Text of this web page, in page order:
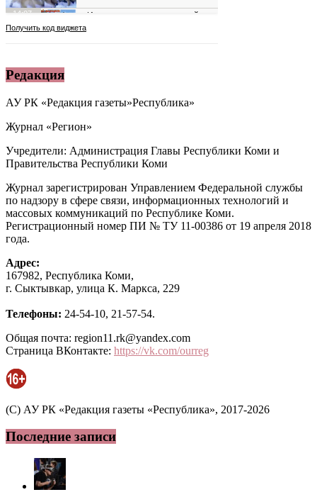
Редакция
АУ РК «Редакция газеты»Республика»
Журнал «Регион»
Учредители: Администрация Главы Республики Коми и
Правительства Республики Коми
Журнал зарегистрирован Управлением Федеральной службы
по надзору в сфере связи, информационных технологий и
массовых коммуникаций по Республике Коми.
Регистрационный номер ПИ № ТУ 11-00386 от 19 апреля 2018
года.
Адрес:
167982, Республика Коми,
г. Сыктывкар, улица К. Маркса, 229
Телефоны: 24-54-10, 21-57-54.
Общая почта: region11.rk@yandex.com
Страница ВКонтакте: https://vk.com/ourreg
(C) АУ РК «Редакция газеты «Республика», 2017-2026
Последние записи